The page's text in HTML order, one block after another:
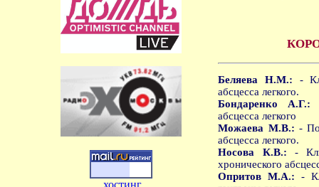
хостинг
Беляева Н.М.: -
абсцесса легкого.
Бондаренко А.Г.:
абсцесса легкого
Можаева М.В.: -
абсцесса легкого.
Носова К.В.: -
хронического
Опритов М.А.: -